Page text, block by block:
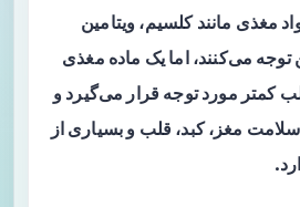
مغذی مانند کلسیم، ویتامین
توجه می‌کنند، اما یک ماده مغذی
کمتر مورد توجه قرار می‌گیرد و
مغز، کبد، قلب و بسیاری از